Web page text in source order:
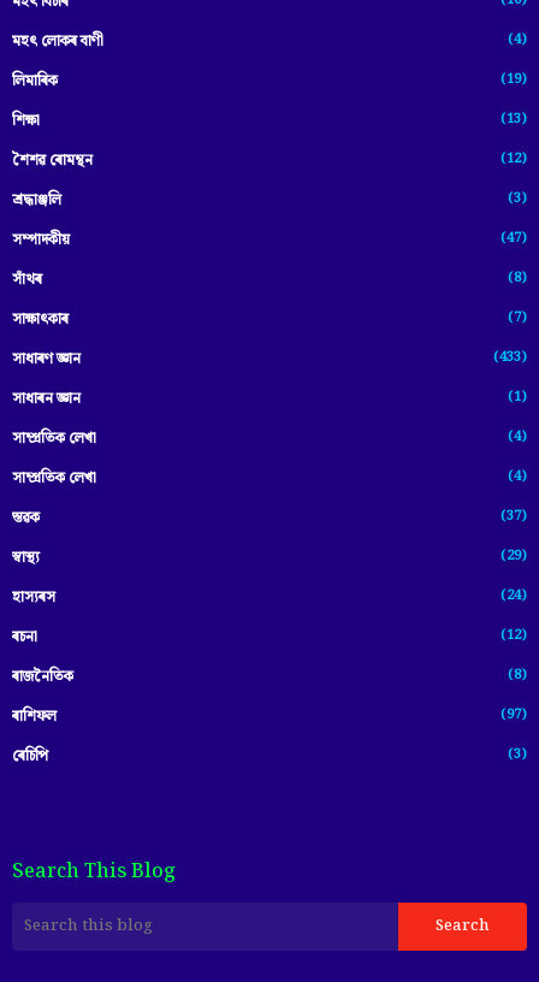
মহৎ লোকৰ বাণী (4)
লিমাৰিক (19)
শিক্ষা (13)
শৈশৱ ৰোমন্থন (12)
শ্ৰদ্ধাঞ্জলি (3)
সম্পাদকীয় (47)
সাঁথৰ (8)
সাক্ষাৎকাৰ (7)
সাধাৰণ জ্ঞান (433)
সাধাৰন জ্ঞান (1)
সাম্প্রতিক লেখা (4)
সাম্প্ৰতিক লেখা (4)
স্তৱক (37)
স্বাস্থ্য (29)
হাস্যৰস (24)
ৰচনা (12)
ৰাজনৈতিক (8)
ৰাশিফল (97)
ৰেচিপি (3)
Search This Blog